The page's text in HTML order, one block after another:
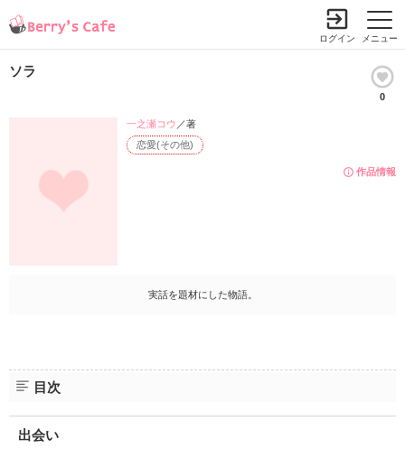
メニュー
ログイン
ソラ
0
作品情報
恋愛(その他)
一之瀬コウ ／著
実話を題材にした物語。
目次
出会い